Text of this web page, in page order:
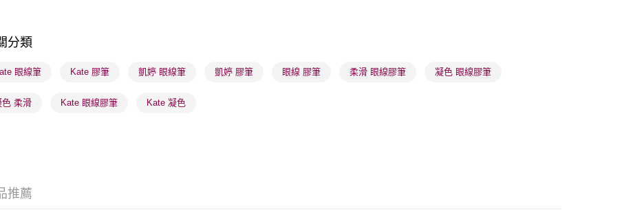
分類
眼線筆 Kate 膠筆 凱婷 眼線筆 凱婷 膠筆 眼線 膠筆 柔滑 眼線膠筆 凝色 眼線膠筆
色 柔滑 Kate 眼線膠筆 Kate 凝色
推薦